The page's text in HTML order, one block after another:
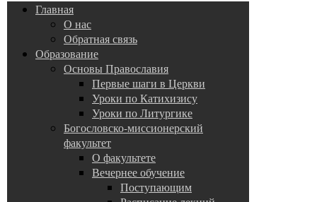
Главная
О нас
Обратная связь
Образование
Основы Православия
Первые шаги в Церкви
Уроки по Катихизису
Уроки по Литургике
Богословско-миссионерский
факультет
О факультете
Вечернее обучение
Поступающим